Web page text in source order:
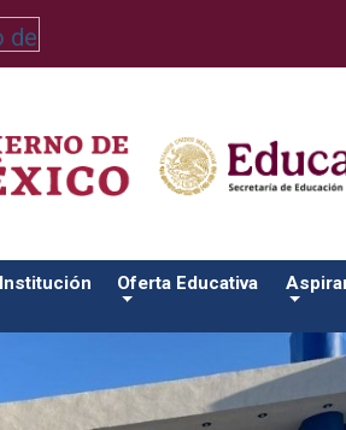
sjuanrio.tecnm.mx/api/article.rb
Oferta Educativa